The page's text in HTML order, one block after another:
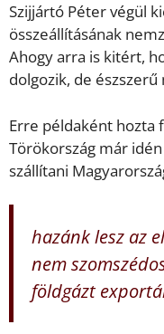
Szijjártó Péter végül
összeállításának
Ahogy arra is kitért,
dolgozik, de észszerű
Erre példaként hozta
Törökország már
szállítani
hazánk lesz az
nem
földgázt